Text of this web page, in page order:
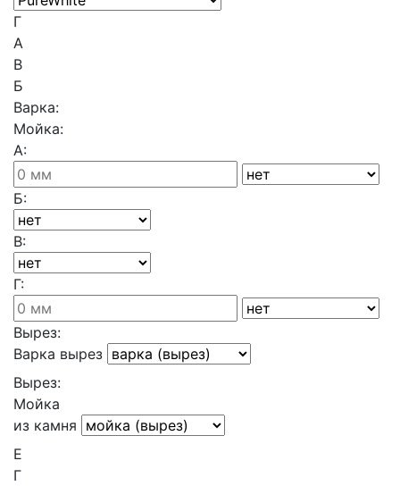
Г
A
В
Б
Варка:
Мойка:
А:
Б:
В:
Г:
Вырез:
Варка вырез
Вырез:
Мойка
из камня
Е
Г